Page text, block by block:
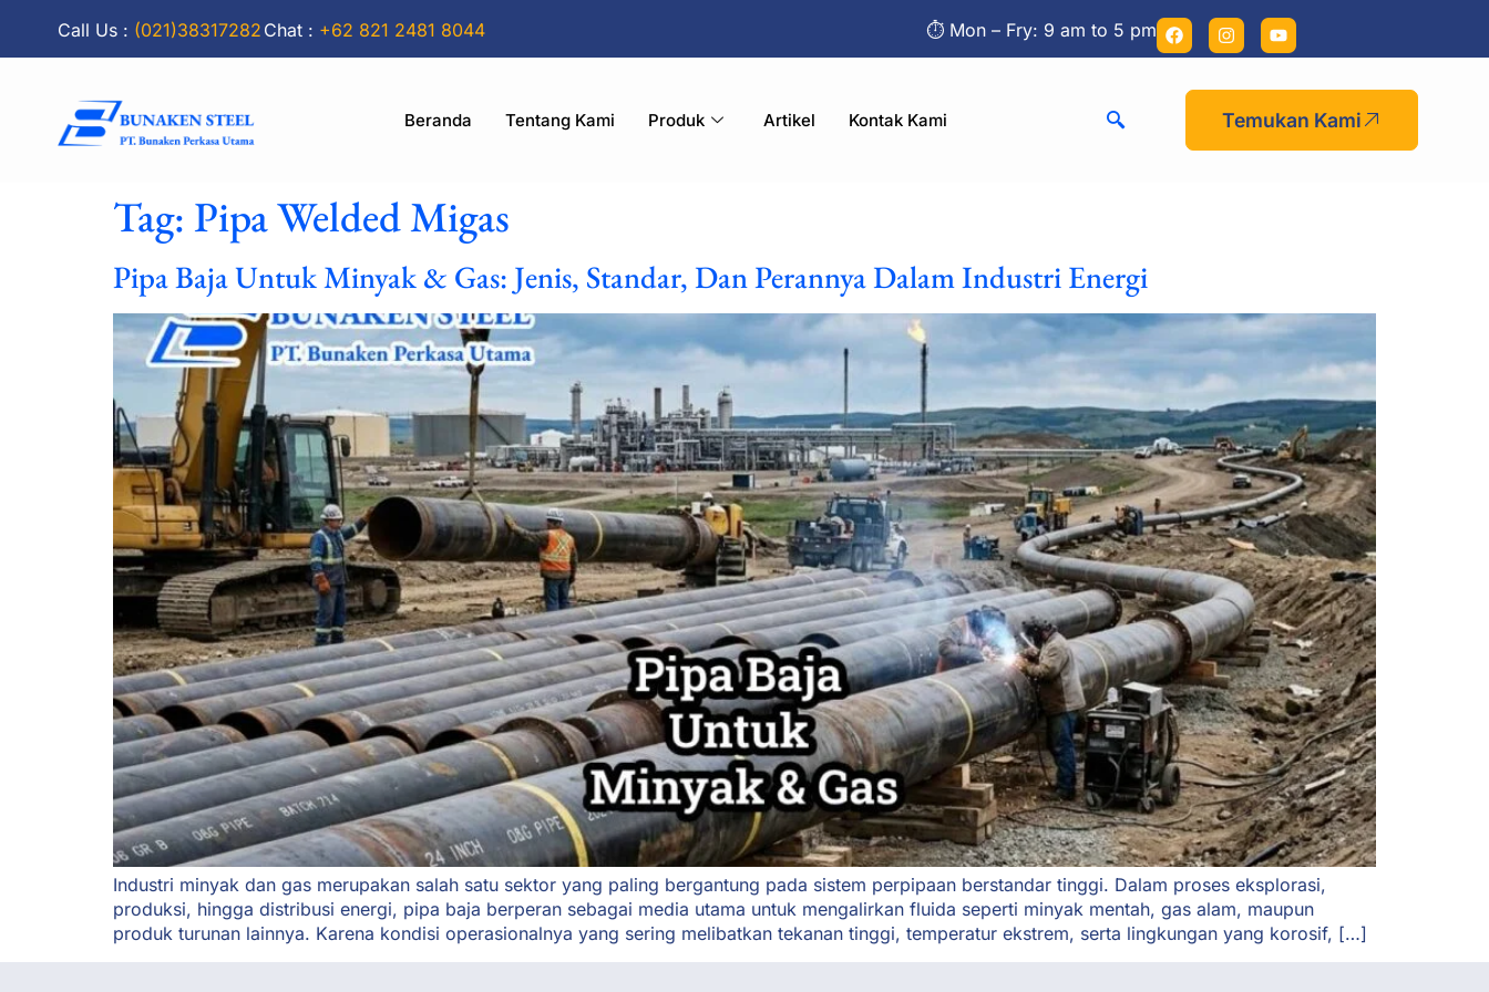
Call Us : (021)38317282 Chat : +62 821 2481 8044 ⏱︎ Mon – Fry: 9 am to 5 pm
Beranda Tentang Kami Produk Artikel Kontak Kami Temukan Kami
Tag: Pipa Welded Migas
Pipa Baja Untuk Minyak & Gas: Jenis, Standar, Dan Perannya Dalam Industri Energi
Industri minyak dan gas merupakan salah satu sektor yang paling bergantung pada sistem perpipaan berstandar tinggi. Dalam proses eksplorasi,
produksi, hingga distribusi energi, pipa baja berperan sebagai media utama untuk mengalirkan fluida seperti minyak mentah, gas alam, maupun
produk turunan lainnya. Karena kondisi operasionalnya yang sering melibatkan tekanan tinggi, temperatur ekstrem, serta lingkungan yang korosif, […]